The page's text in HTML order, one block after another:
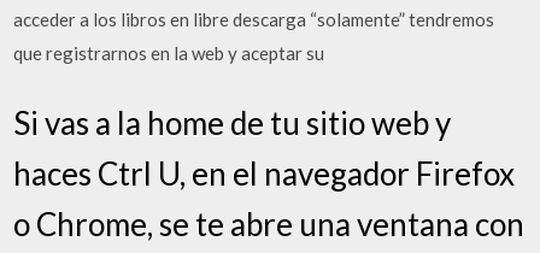
acceder a los libros en libre descarga “solamente” tendremos
que registrarnos en la web y aceptar su
Si vas a la home de tu sitio web y
haces Ctrl U, en el navegador Firefox
o Chrome, se te abre una ventana con